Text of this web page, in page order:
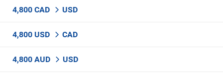
4,800 CAD USD
4,800 USD CAD
4,800 AUD USD